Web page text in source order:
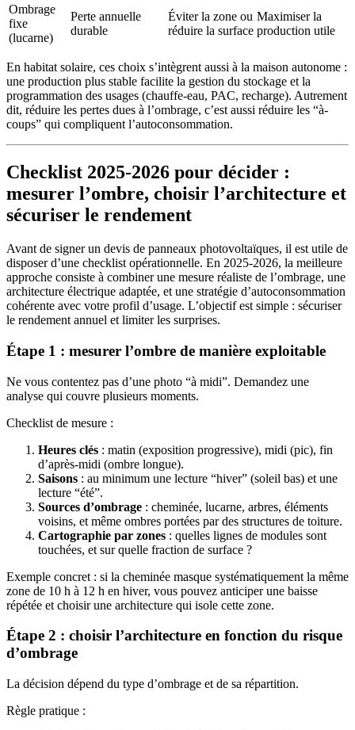
Ombrage
fixe
(lucarne)
Perte annuelle
durable
Éviter la zone ou
réduire la surface
Maximiser la
production utile
En habitat solaire, ces choix s’intègrent aussi à la maison autonome :
une production plus stable facilite la gestion du stockage et la
programmation des usages (chauffe-eau, PAC, recharge). Autrement
dit, réduire les pertes dues à l’ombrage, c’est aussi réduire les “à-
coups” qui compliquent l’autoconsommation.
Checklist 2025-2026 pour décider :
mesurer l’ombre, choisir l’architecture et
sécuriser le rendement
Avant de signer un devis de panneaux photovoltaïques, il est utile de
disposer d’une checklist opérationnelle. En 2025-2026, la meilleure
approche consiste à combiner une mesure réaliste de l’ombrage, une
architecture électrique adaptée, et une stratégie d’autoconsommation
cohérente avec votre profil d’usage. L’objectif est simple : sécuriser
le rendement annuel et limiter les surprises.
Étape 1 : mesurer l’ombre de manière exploitable
Ne vous contentez pas d’une photo “à midi”. Demandez une
analyse qui couvre plusieurs moments.
Checklist de mesure :
Heures clés : matin (exposition progressive), midi (pic), fin
d’après-midi (ombre longue).
Saisons : au minimum une lecture “hiver” (soleil bas) et une
lecture “été”.
Sources d’ombrage : cheminée, lucarne, arbres, éléments
voisins, et même ombres portées par des structures de toiture.
Cartographie par zones : quelles lignes de modules sont
touchées, et sur quelle fraction de surface ?
Exemple concret : si la cheminée masque systématiquement la même
zone de 10 h à 12 h en hiver, vous pouvez anticiper une baisse
répétée et choisir une architecture qui isole cette zone.
Étape 2 : choisir l’architecture en fonction du risque
d’ombrage
La décision dépend du type d’ombrage et de sa répartition.
Règle pratique :